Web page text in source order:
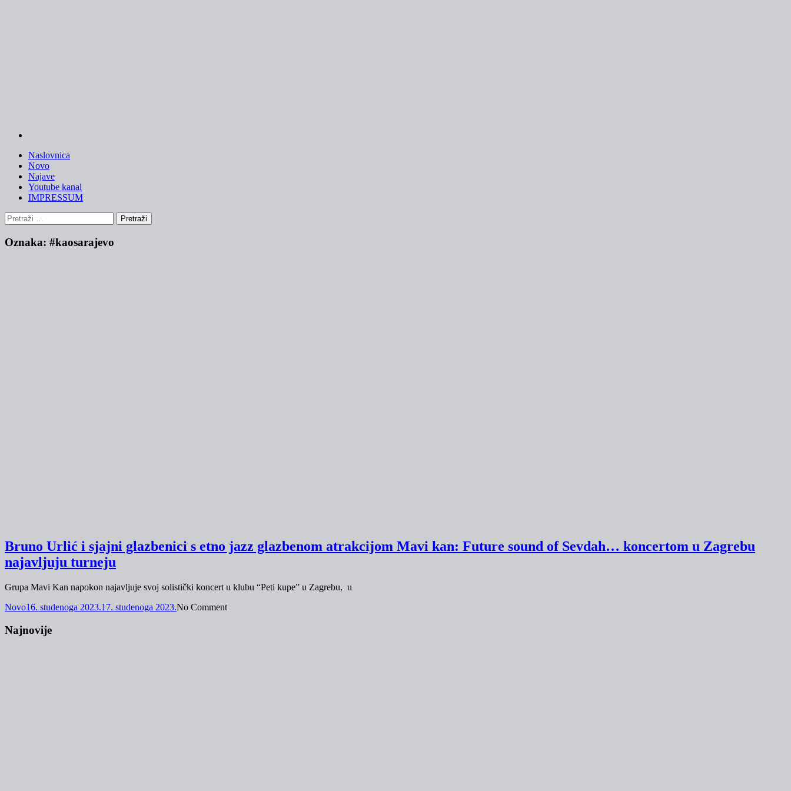
Naslovnica
Novo
Najave
Youtube kanal
IMPRESSUM
Pretraži:
Oznaka: #kaosarajevo
Bruno Urlić i sjajni glazbenici s etno jazz glazbenom atrakcijom Mavi kan: Future sound of Sevdah… koncertom u Zagrebu
najavljuju turneju
Grupa Mavi Kan napokon najavljuje svoj solistički koncert u klubu “Peti kupe” u Zagrebu, u
Novo16. studenoga 2023.17. studenoga 2023.No Comment
Najnovije